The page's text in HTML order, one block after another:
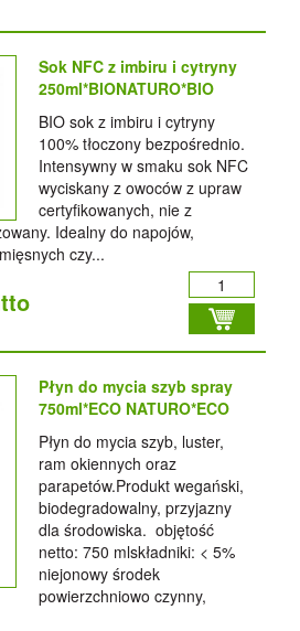
Sok NFC z imbiru i cytryny
250ml*BIONATURO*BIO
BIO sok z imbiru i cytryny
100% tłoczony bezpośrednio.
Intensywny w smaku sok NFC
wyciskany z owoców z upraw
certyfikowanych, nie z
Idealny do napojów,
czy...
Płyn do mycia szyb spray
750ml*ECO NATURO*ECO
Płyn do mycia szyb, luster,
ram okiennych oraz
parapetów.Produkt wegański,
biodegradowalny, przyjazny
dla środowiska. objętość
netto: 750 mlskładniki: < 5%
niejonowy środek
powierzchniowo czynny,